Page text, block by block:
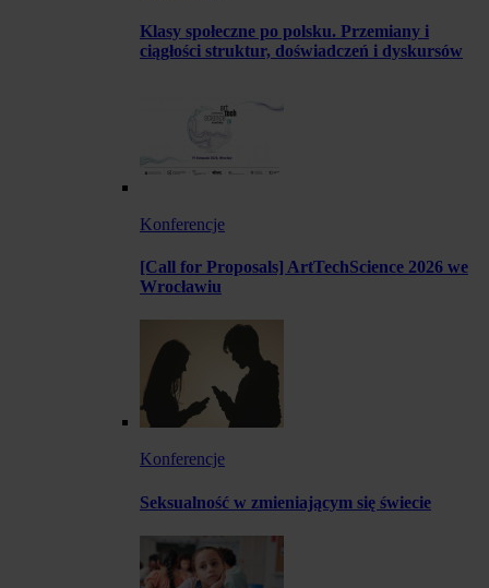
Klasy społeczne po polsku. Przemiany i
ciągłości struktur, doświadczeń i dyskursów
Konferencje
[Call for Proposals] ArtTechScience 2026 we
Wrocławiu
Konferencje
Seksualność w zmieniającym się świecie